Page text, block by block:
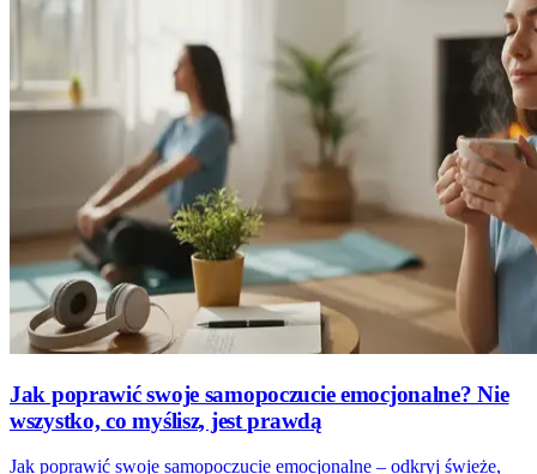
Jak poprawić swoje samopoczucie emocjonalne? Nie
wszystko, co myślisz, jest prawdą
Jak poprawić swoje samopoczucie emocjonalne – odkryj świeże,